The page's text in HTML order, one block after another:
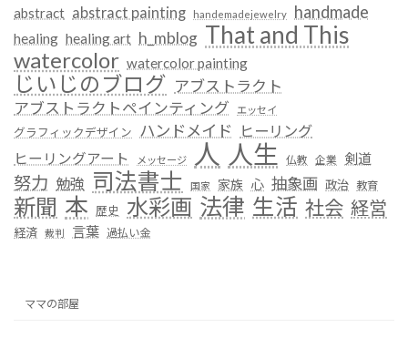
abstract abstract painting handemadejewelry handmade
healing healing art h_mblog That and This
watercolor watercolor painting
じいじのブログ アブストラクト
アブストラクトペインティング
エッセイ
グラフィックデザイン ハンドメイド ヒーリング
ヒーリングアート メッセージ 人 人生 仏教 企業 剣道
努力 勉強 司法書士 国家 家族 心 抽象画 政治 教育
新聞 本 歴史 水彩画 法律 生活 社会 経営
経済 裁判 言葉 過払い金
ママの部屋